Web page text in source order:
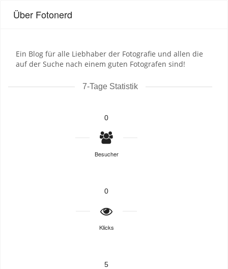
Über Fotonerd
Ein Blog für alle Liebhaber der Fotografie und allen die
auf der Suche nach einem guten Fotografen sind!
7-Tage Statistik
0
Besucher
0
Klicks
5